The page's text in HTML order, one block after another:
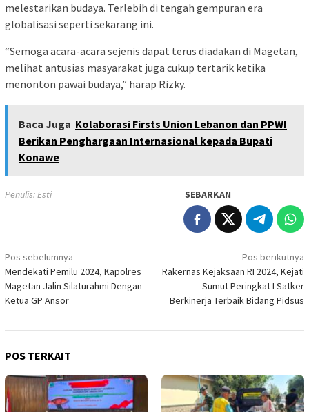
melestarikan budaya. Terlebih di tengah gempuran era
globalisasi seperti sekarang ini.
“Semoga acara-acara sejenis dapat terus diadakan di Magetan,
melihat antusias masyarakat juga cukup tertarik ketika
menonton pawai budaya,” harap Rizky.
Baca Juga Kolaborasi Firsts Union Lebanon dan PPWI
Berikan Penghargaan Internasional kepada Bupati
Konawe
Penulis: Esti SEBARKAN
Navigasi
pos
Pos sebelumnya
Mendekati Pemilu 2024, Kapolres
Magetan Jalin Silaturahmi Dengan
Ketua GP Ansor
Pos berikutnya
Rakernas Kejaksaan RI 2024, Kejati
Sumut Peringkat I Satker
Berkinerja Terbaik Bidang Pidsus
POS TERKAIT